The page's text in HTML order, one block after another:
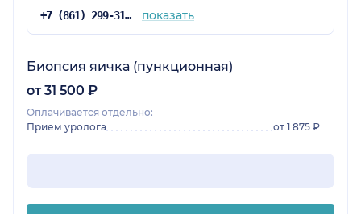
+7 (861) 299-31-64 показать
Биопсия яичка (пункционная)
от 31 500 ₽
Оплачивается отдельно:
Прием уролога
от 1 875 ₽